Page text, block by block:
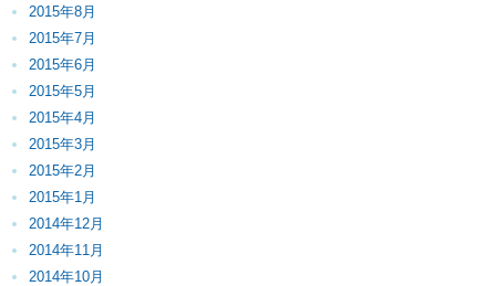
2015年8月
2015年7月
2015年6月
2015年5月
2015年4月
2015年3月
2015年2月
2015年1月
2014年12月
2014年11月
2014年10月